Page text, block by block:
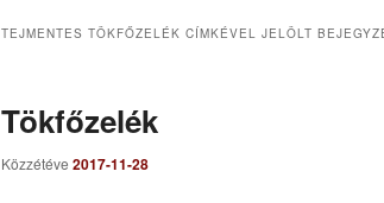
TEJMENTES TÖKFŐZELÉK CÍMKÉVEL JELÖLT
Tökfőzelék
Közzétéve 2017-11-28